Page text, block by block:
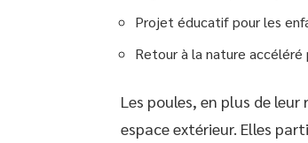
Projet éducatif pour les
Retour à la nature accéléré
Les poules, en plus de
espace extérieur. Elles